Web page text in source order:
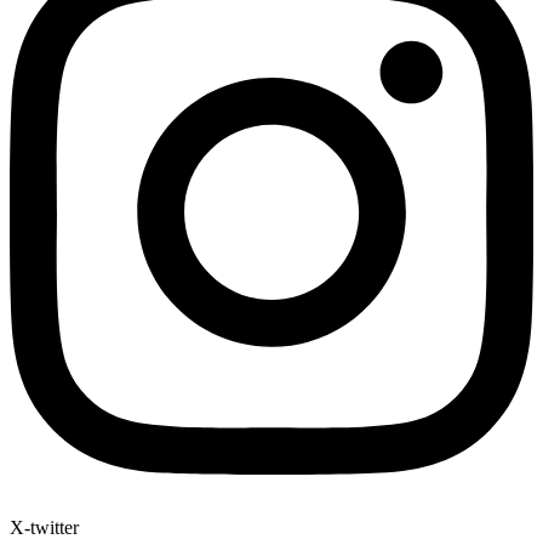
X-twitter